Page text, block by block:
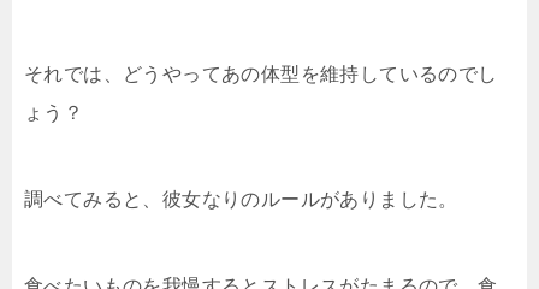
それでは、どうやってあの体型を維持しているのでし
ょう？
調べてみると、彼女なりのルールがありました。